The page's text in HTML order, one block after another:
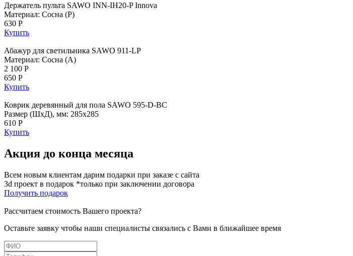
Держатель пульта SAWO INN-IH20-P Innova
Материал: Сосна (Р)
630 Р
Купить
Абажур для светильника SAWO 911-LP
Материал: Сосна (А)
2 100 Р
650 Р
Купить
Коврик деревянный для пола SAWO 595-D-BC
Размер (ШхД), мм: 285х285
610 Р
Купить
Акция до конца месяца
Всем новым клиентам дарим подарки при заказе с сайта
3d проект в подарок *только при заключении договора
Получить подарок
Рассчитаем стоимость Вашего проекта?
Оставьте заявку чтобы наши специалисты связались с Вами в ближайшее время